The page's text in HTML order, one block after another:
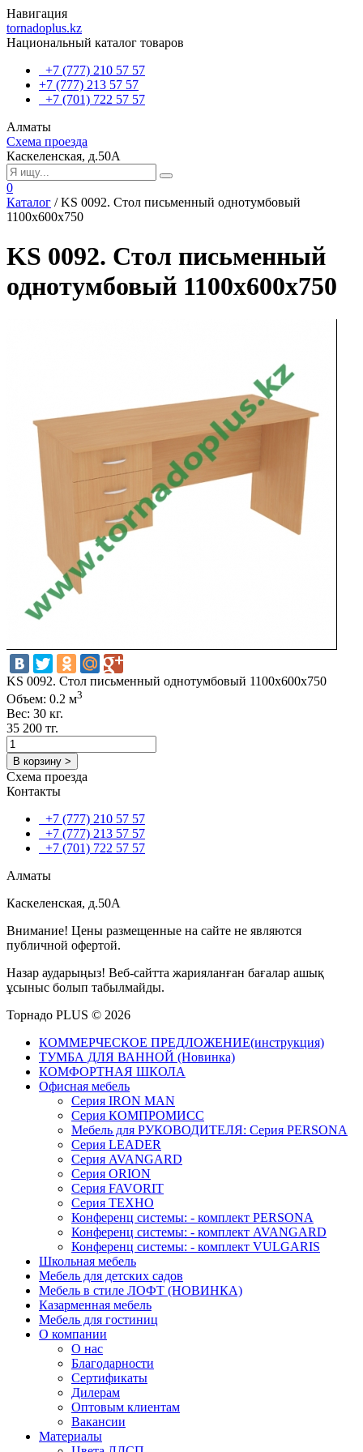
Навигация
tornadoplus.kz
Национальный каталог товаров
+7 (777) 210 57 57
+7 (777) 213 57 57
+7 (701) 722 57 57
Алматы
Схема проезда
Каскеленская, д.50А
0
Каталог /KS 0092. Стол письменный однотумбовый
1100х600х750
KS 0092. Стол письменный
однотумбовый 1100х600х750
KS 0092. Стол письменный однотумбовый 1100х600х750
Объем: 0.2 м3
Вес: 30 кг.
35 200 тг.
В корзину >
Схема проезда
Контакты
+7 (777) 210 57 57
+7 (777) 213 57 57
+7 (701) 722 57 57
Алматы
Каскеленская, д.50А
Внимание! Цены размещенные на сайте не являются
публичной офертой.
Назар аударыңыз! Веб-сайтта жарияланған бағалар ашық
ұсыныс болып табылмайды.
Торнадо PLUS © 2026
КОММЕРЧЕСКОЕ ПРЕДЛОЖЕНИЕ(инструкция)
ТУМБА ДЛЯ ВАННОЙ (Новинка)
КОМФОРТНАЯ ШКОЛА
Офисная мебель
Серия IRON MAN
Серия КОМПРОМИСС
Мебель для РУКОВОДИТЕЛЯ: Серия PERSONA
Серия LEADER
Серия AVANGARD
Серия ORION
Серия FAVORIT
Серия ТЕХНО
Конференц системы: - комплект PERSONA
Конференц системы: - комплект AVANGARD
Конференц системы: - комплект VULGARIS
Школьная мебель
Мебель для детских садов
Мебель в стиле ЛОФТ (НОВИНКА)
Казарменная мебель
Мебель для гостиниц
О компании
О нас
Благодарности
Сертификаты
Дилерам
Оптовым клиентам
Вакансии
Материалы